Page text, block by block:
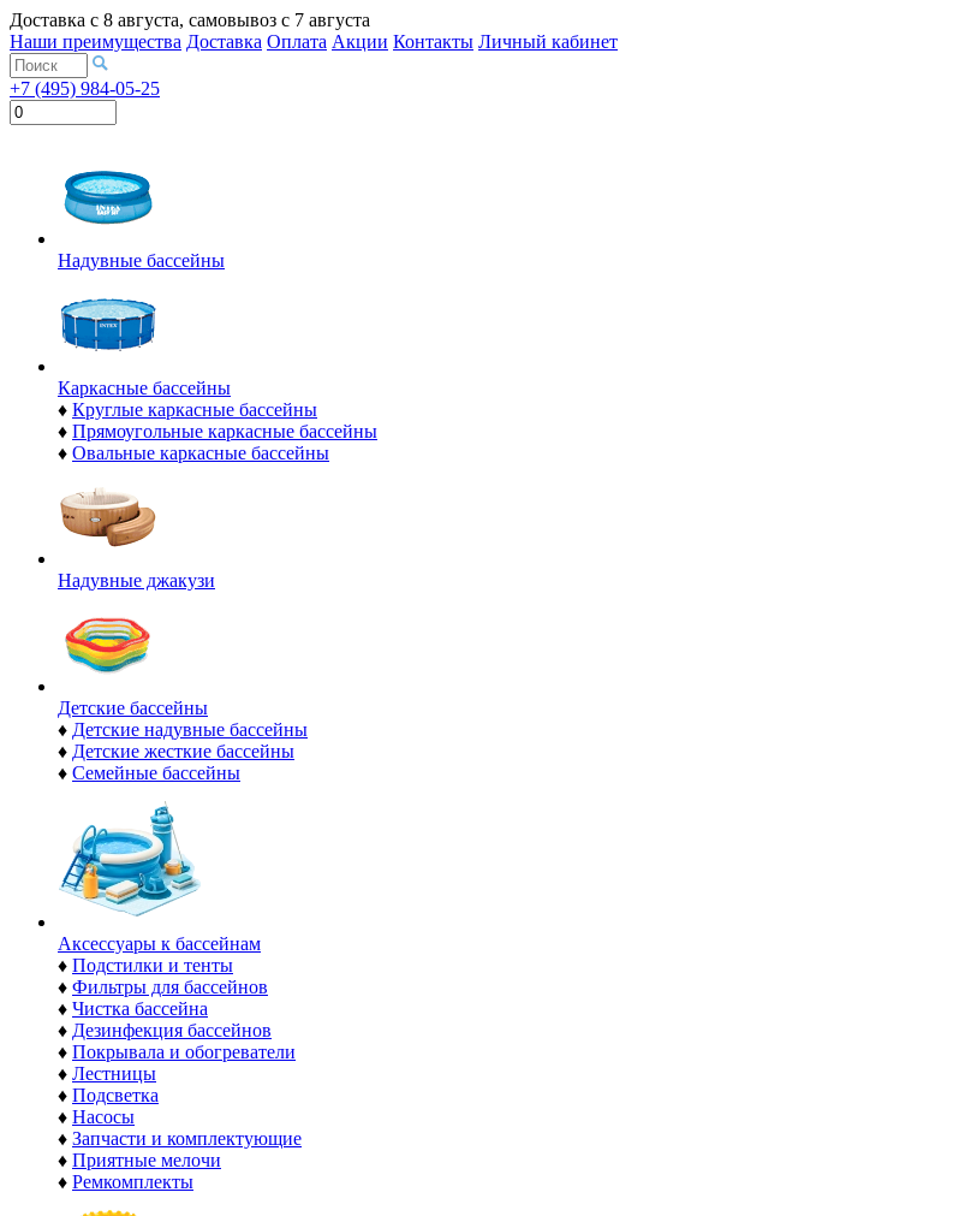
Доставка с 8 августа, самовывоз с 7 августа
Наши преимущества Доставка Оплата Акции Контакты Личный кабинет
+7 (495) 984-05-25
Надувные бассейны
Каркасные бассейны
♦ Круглые каркасные бассейны
♦ Прямоугольные каркасные бассейны
♦ Овальные каркасные бассейны
Надувные джакузи
Детские бассейны
♦ Детские надувные бассейны
♦ Детские жесткие бассейны
♦ Семейные бассейны
Аксессуары к бассейнам
♦ Подстилки и тенты
♦ Фильтры для бассейнов
♦ Чистка бассейна
♦ Дезинфекция бассейнов
♦ Покрывала и обогреватели
♦ Лестницы
♦ Подсветка
♦ Насосы
♦ Запчасти и комплектующие
♦ Приятные мелочи
♦ Ремкомплекты